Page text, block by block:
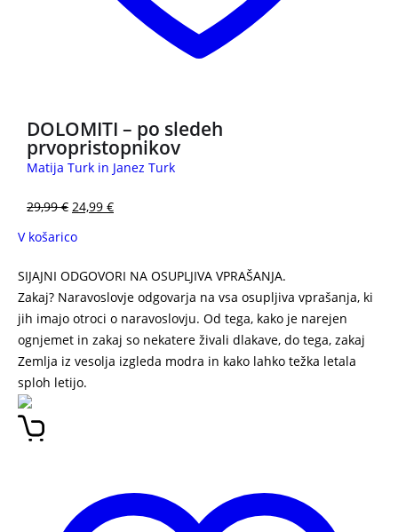
DOLOMITI – po sledeh
prvopristopnikov
Matija Turk in Janez Turk
29,99€ 24,99 €
V košarico
SIJAJNI ODGOVORI NA OSUPLJIVA VPRAŠANJA.
Zakaj? Naravoslovje odgovarja na vsa osupljiva vprašanja, ki
jih imajo otroci o naravoslovju. Od tega, kako je narejen
ognjemet in zakaj so nekatere živali dlakave, do tega, zakaj
Zemlja iz vesolja izgleda modra in kako lahko težka letala
sploh letijo.